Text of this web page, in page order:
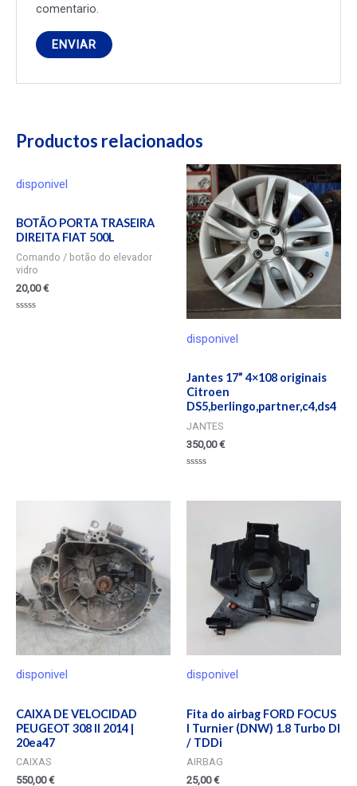
comentario.
Productos relacionados
disponivel
BOTÃO PORTA TRASEIRA
DIREITA FIAT 500L
Comando / botão do elevador
vidro
20,00€
disponivel
Jantes 17” 4×108 originais
Citroen
DS5,berlingo,partner,c4,ds4
JANTES
350,00€
disponivel
CAIXA DE VELOCIDAD
PEUGEOT 308 II 2014 |
20ea47
CAIXAS
550,00€
disponivel
Fita do airbag FORD FOCUS
I Turnier (DNW) 1.8 Turbo DI
/ TDDi
AIRBAG
25,00€